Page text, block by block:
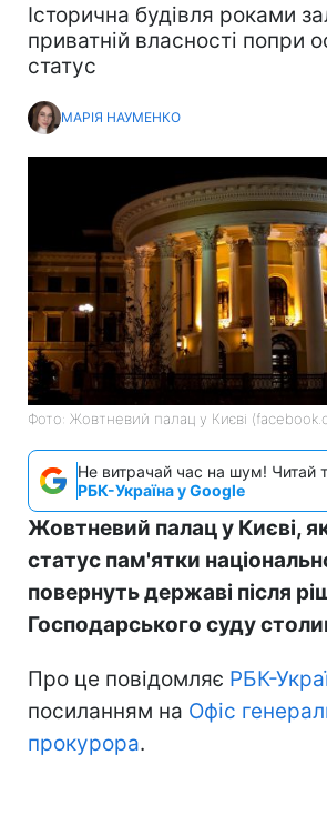
Історична будівля роками
приватній власності попри
статус
МАРІЯ НАУМЕНКО
Фото: Жовтневий палац у Києві
Не витрачай час на шум! Читай
РБК-Україна у Google
Жовтневий палац у Києві,
статус пам'ятки
повернуть державі після
Господарського суду
Про це повідомляє РБК-
посиланням на Офіс
прокурора.